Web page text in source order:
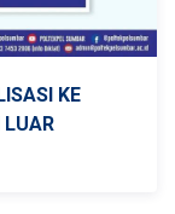
KE
LUAR